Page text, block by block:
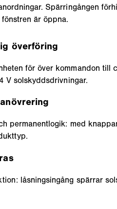
Spärringången
är öppna.
överföring
för över kommandon till
V solskyddsdrivningar.
permanentlogik: med
låsningsingång spärrar